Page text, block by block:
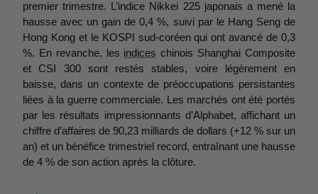
premier trimestre. L’indice Nikkei 225 japonais a mené la
hausse avec un gain de 0,4 %, suivi par le Hang Seng de
Hong Kong et le KOSPI sud-coréen qui ont avancé de 0,3
%. En revanche, les indices chinois Shanghai Composite
et CSI 300 sont restés stables, voire légèrement en
baisse, dans un contexte de préoccupations persistantes
liées à la guerre commerciale. Les marchés ont été portés
par les résultats impressionnants d’Alphabet, affichant un
chiffre d’affaires de 90,23 milliards de dollars (+12 % sur un
an) et un bénéfice trimestriel record, entraînant une hausse
de 4 % de son action après la clôture.